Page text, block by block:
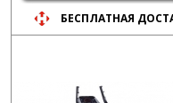
БЕСПЛАТНАЯ